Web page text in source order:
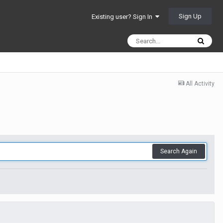
Existing user? Sign In Sign Up
All Activity
Search Again